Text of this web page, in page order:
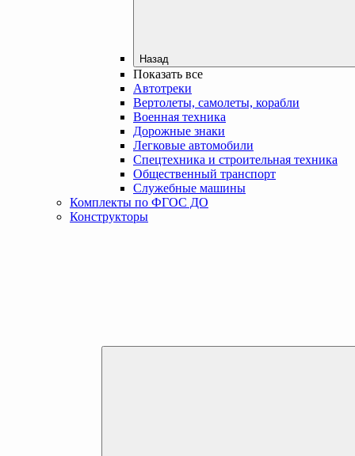
Назад
Показать все
Автотреки
Вертолеты, самолеты, корабли
Военная техника
Дорожные знаки
Легковые автомобили
Спецтехника и строительная техника
Общественный транспорт
Служебные машины
Комплекты по ФГОС ДО
Конструкторы